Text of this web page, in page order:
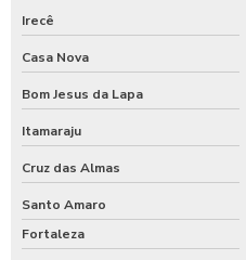
Irecê
Casa Nova
Bom Jesus da Lapa
Itamaraju
Cruz das Almas
Santo Amaro
Fortaleza